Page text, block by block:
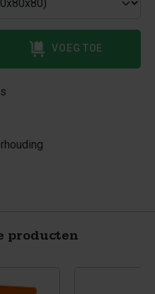
VOEG TOE
producten